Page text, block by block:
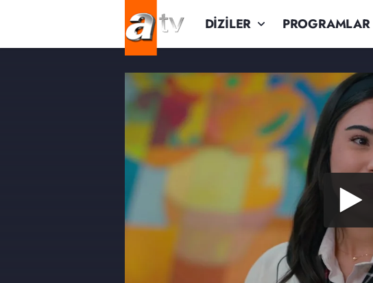
DİZİLER PROGRAMLAR